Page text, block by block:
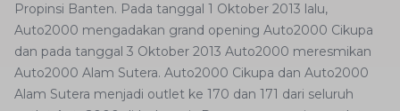
Propinsi Banten. Pada tanggal 1 Oktober 2013 lalu,
Auto2000 mengadakan grand opening Auto2000 Cikupa
dan pada tanggal 3 Oktober 2013 Auto2000 meresmikan
Auto2000 Alam Sutera. Auto2000 Cikupa dan Auto2000
Alam Sutera menjadi outlet ke 170 dan 171 dari seluruh